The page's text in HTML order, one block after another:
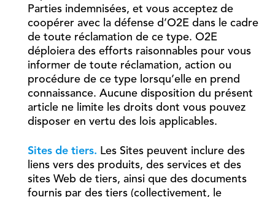
Parties indemnisées, et vous acceptez de
coopérer avec la défense d’O2E dans le cadre
de toute réclamation de ce type. O2E
déploiera des efforts raisonnables pour vous
informer de toute réclamation, action ou
procédure de ce type lorsqu’elle en prend
connaissance. Aucune disposition du présent
article ne limite les droits dont vous pouvez
disposer en vertu des lois applicables.
Sites de tiers. Les Sites peuvent inclure des
liens vers des produits, des services et des
sites Web de tiers, ainsi que des documents
fournis par des tiers (collectivement, le